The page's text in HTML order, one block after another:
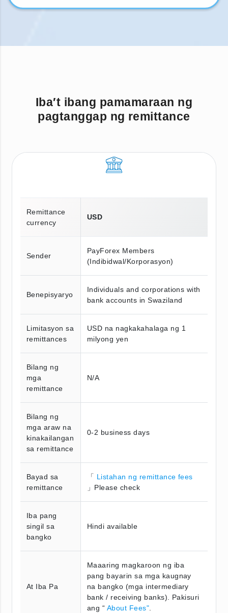
Iba′t ibang pamamaraan ng
pagtanggap ng remittance
Remittance
currency
USD
Sender
PayForex Members
(Indibidwal/Korporasyon)
Benepisyaryo
Individuals and corporations with
bank accounts in Swaziland
Limitasyon sa
remittances
USD na nagkakahalaga ng 1
milyong yen
Bilang ng
mga
remittance
N/A
Bilang ng
mga araw na
kinakailangan
sa remittance
0-2 business days
Bayad sa
remittance
「 Listahan ng remittance fees
」Please check
Iba pang
singil sa
bangko
Hindi available
At Iba Pa
Maaaring magkaroon ng iba
pang bayarin sa mga kaugnay
na bangko (mga intermediary
bank / receiving banks). Pakisuri
ang “ About Fees"